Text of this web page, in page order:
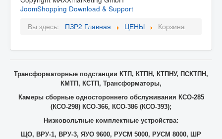
JoomShopping Download & Support
Вы здесь:
ПЗР2 Главная ЦЕНЫ Корзина
Трансформаторные подстанции КТП, КТПН, КТПНУ, ПСКТПН,
КМТП, КСТП, Трансформаторы,
Камеры сборные одностороннего обслуживания КСО-285
(КСО-298) КСО-366, КСО-386 (КСО-393);
Низковольтные комплектные устройства:
ЩО, ВРУ-1, ВРУ-3, ЯУО 9600, РУСМ 5000, РУСМ 8000, ШР